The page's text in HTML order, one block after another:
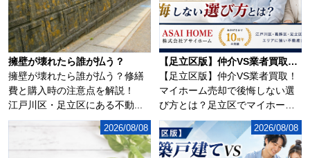
擁壁が壊れたら誰が払う？
擁壁が壊れたら誰が払う？修繕
費と購入時の注意点を解説！
江戸川区・足立区にある不動...
【足立区版】仲介VS業者買取！マイホーム売却で後悔しない選び方とは？
【足立区版】仲介VS業者買取！
マイホーム売却で後悔しない選
び方とは？足立区でマイホーム
の売却を考え始...
2026/08/08 2026/08/08